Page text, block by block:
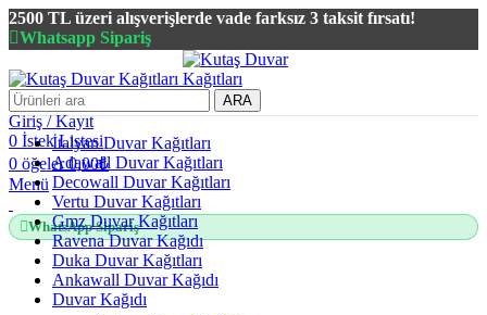
2500 TL üzeri alışverişlerde vade farksız 3 taksit fırsatı!
Whatsapp Sipariş
2500 TL üzeri alışverişlerde vade farksız 3 taksit fırsatı!
ARA
Giriş / Kayıt
0 İstek Listesi
0 öğeler 0,00₺
Menü
WhatsApp Sipariş
İtalyan Duvar Kağıtları
Adawall Duvar Kağıtları
Decowall Duvar Kağıtları
Vertu Duvar Kağıtları
Gmz Duvar Kağıtları
Ravena Duvar Kağıdı
Duka Duvar Kağıtları
Ankawall Duvar Kağıdı
Duvar Kağıdı